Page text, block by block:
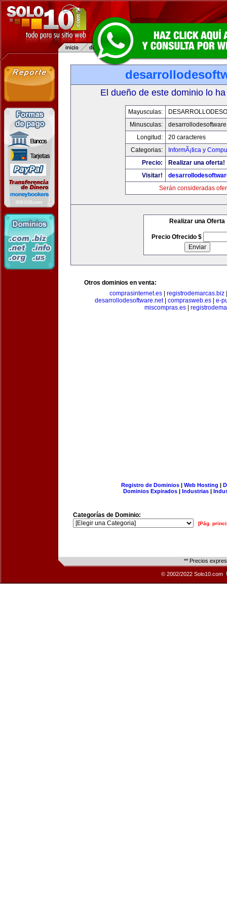
El dueño de este dominio lo
Mayusculas:
Minusculas:
Longitud:
20 caracteres
Categorias:
InformÃ¡tica y
Precio:
Realizar una oferta!
Visitar!
Serán consideradas
Realizar una Oferta
Precio Ofrecido $
Otros dominios en venta:
comprasinternet.es
registrodemarcas.biz
desarrollodesoftware.net| comprasweb.es| e-
miscompras.es
Registro de Dominios| Web Hosting |
Dominios Expirados | Industrias |
Categorías de Dominio:
[Pág.
** Precios
© 2002/2022 Solo10.com